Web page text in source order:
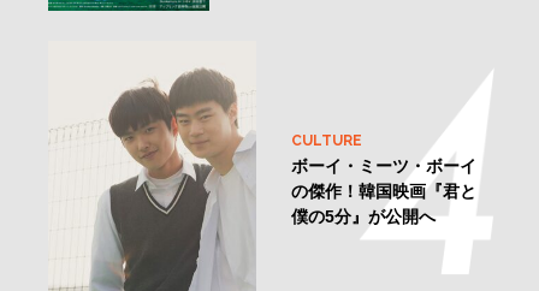
CULTURE
ボーイ・ミーツ・ボーイ
の傑作！韓国映画『君と
僕の5分』が公開へ